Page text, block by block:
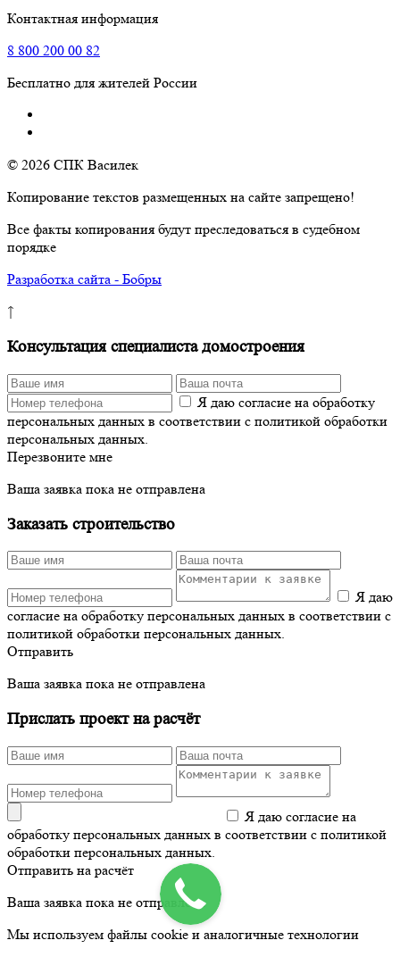
Контактная информация
8 800 200 00 82
Бесплатно для жителей России
© 2026 СПК Василек
Копирование текстов размещенных на сайте запрещено!
Все факты копирования будут преследоваться в судебном
порядке
Разработка сайта - Бобры
↑
Консультация специалиста домостроения
Я даю согласие на обработку
персональных данных в соответствии с политикой обработки
персональных данных.
Перезвоните мне
Ваша заявка пока не отправлена
Заказать строительство
Я даю
согласие на обработку персональных данных в соответствии с
политикой обработки персональных данных.
Отправить
Ваша заявка пока не отправлена
Прислать проект на расчёт
Я даю согласие на
обработку персональных данных в соответствии с политикой
обработки персональных данных.
Отправить на расчёт
Ваша заявка пока не отправлена
Мы используем файлы cookie и аналогичные технологии